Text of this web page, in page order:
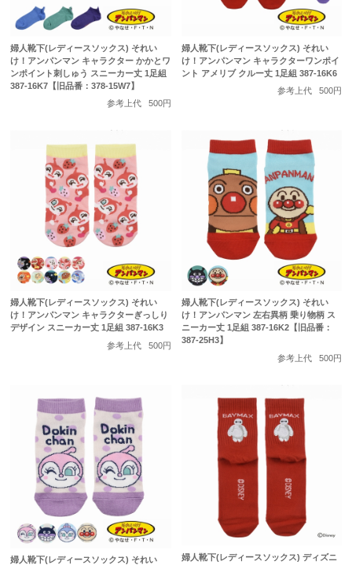
婦人靴下(レディースソックス) それい
け！アンパンマン キャラクター かかとワ
ンポイント刺しゅう スニーカー丈 1足組
387-16K7【旧品番：378-15W7】
参考上代
500円
婦人靴下(レディースソックス) それい
け！アンパンマン キャラクターワンポイ
ント アメリブ クルー丈 1足組 387-16K6
参考上代
500円
婦人靴下(レディースソックス) それい
け！アンパンマン キャラクターぎっしり
デザイン スニーカー丈 1足組 387-16K3
参考上代
500円
婦人靴下(レディースソックス) それい
け！アンパンマン 左右異柄 乗り物柄 ス
ニーカー丈 1足組 387-16K2【旧品番：
387-25H3】
参考上代
500円
婦人靴下(レディースソックス) それい
婦人靴下(レディースソックス) ディズニ